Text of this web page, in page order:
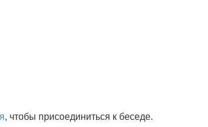
, чтобы присоединиться к беседе.